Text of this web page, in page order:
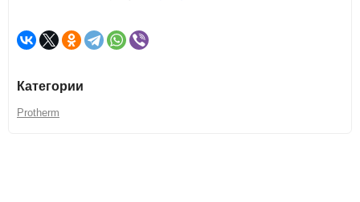
Категории
Protherm